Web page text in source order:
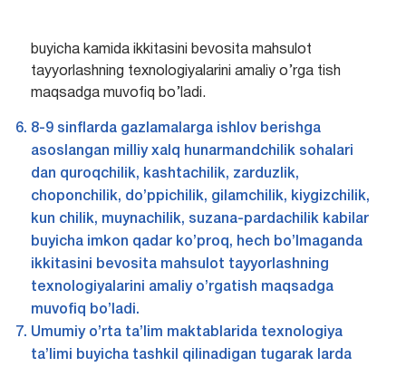
buyicha kamida ikkitasini bevosita mahsulot
tayyorlashning texnologiyalarini amaliy o’rga tish
maqsadga muvofiq bo’ladi.
8-9 sinflarda gazlamalarga ishlov berishga
asoslangan milliy xalq hunarmandchilik sohalari
dan quroqchilik, kashtachilik, zarduzlik,
choponchilik, do’ppichilik, gilamchilik, kiygizchilik,
kun chilik, muynachilik, suzana-pardachilik kabilar
buyicha imkon qadar ko’proq, hech bo’lmaganda
ikkitasini bevosita mahsulot tayyorlashning
texnologiyalarini amaliy o’rgatish maqsadga
muvofiq bo’ladi.
Umumiy o’rta ta’lim maktablarida texnologiya
ta’limi buyicha tashkil qilinadigan tugarak larda